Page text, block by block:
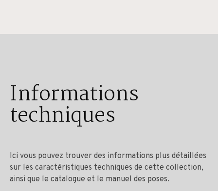
Informations
techniques
Ici vous pouvez trouver des informations plus détaillées
sur les caractéristiques techniques de cette collection,
ainsi que le catalogue et le manuel des poses.